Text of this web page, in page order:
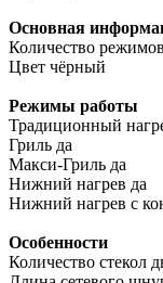
Основная
Количество
Цвет чёрный
Режимы работы
Традиционный
Гриль да
Макси-Гриль да
Нижний нагрев да
Нижний нагрев с
Особенности
Количество стекол